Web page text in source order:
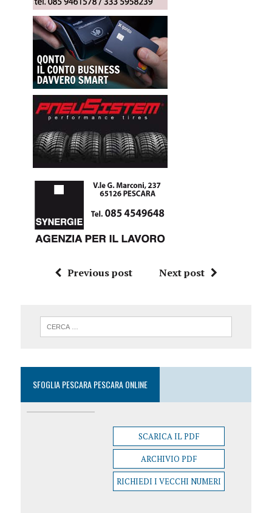
Previous post Next post
SFOGLIA PESCARA PESCARA ONLINE
SCARICA IL PDF
ARCHIVIO PDF
RICHIEDI I VECCHI NUMERI